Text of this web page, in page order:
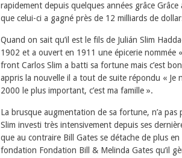
rapidement depuis quelques années grâce
que celui-ci a gagné près de 12 milliards de
Quand on sait qu’il est le fils de Julián Slim
1902 et a ouvert en 1911 une épicerie nommée
front Carlos Slim a batti sa fortune mais c’est
appris la nouvelle il a tout de suite répondu « Je
2000 le plus important, c’est ma famille ».
La brusque augmentation de sa fortune, n’a
Slim investi très intensivement depuis ses
que au contraire Bill Gates se détache de plus
fondation Fondation Bill & Melinda Gates qu’il